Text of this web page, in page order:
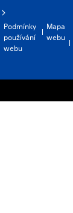
Podmínky
používání
webu
Mapa
webu